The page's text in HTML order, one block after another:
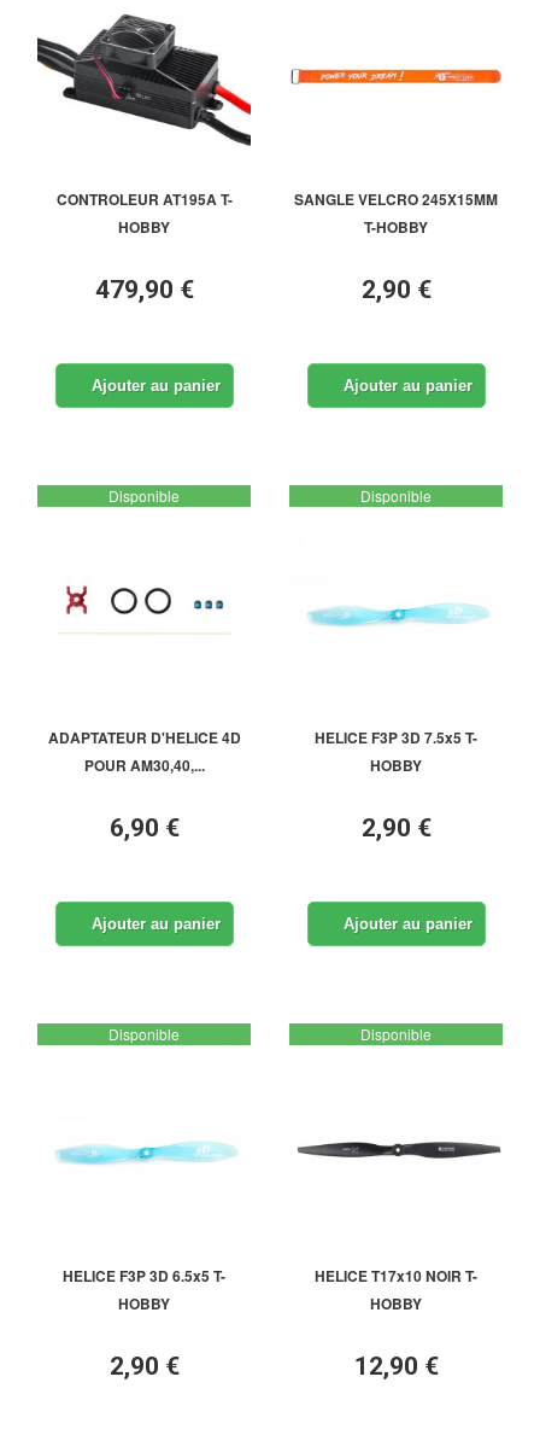
CONTROLEUR AT195A T-
HOBBY
479,90 €
Ajouter au panier
SANGLE VELCRO 245X15MM
T-HOBBY
2,90 €
Ajouter au panier
Disponible
ADAPTATEUR D'HELICE 4D
POUR AM30,40,...
6,90 €
Ajouter au panier
Disponible
HELICE F3P 3D 7.5x5 T-
HOBBY
2,90 €
Ajouter au panier
Disponible
HELICE F3P 3D 6.5x5 T-
HOBBY
2,90 €
Disponible
HELICE T17x10 NOIR T-
HOBBY
12,90 €